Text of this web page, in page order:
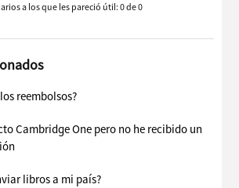
a los que les pareció útil: 0 de 0
reembolsos?
Cambridge One pero no he recibido un
libros a mi país?